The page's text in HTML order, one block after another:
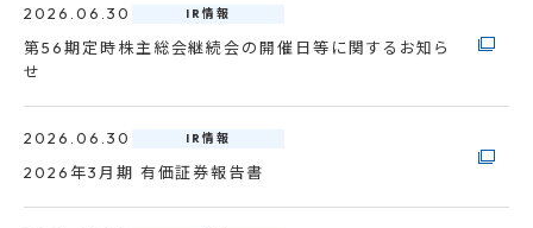
2026.06.30 IR情報
第56期定時株主総会継続会の開催日等に関するお知ら
せ
2026.06.30 IR情報
2026年3月期 有価証券報告書